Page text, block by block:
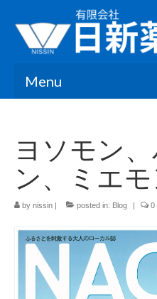
Menu
会社情報
お知らせ
ブログ
ヨソモン
ン、ミエ
by nissin | posted in: Blog | 0